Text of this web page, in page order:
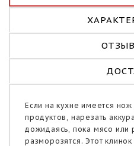
Если на кухне имеется
продуктов, нарезать
дожидаясь, пока мясо или
разморозятся. Этот